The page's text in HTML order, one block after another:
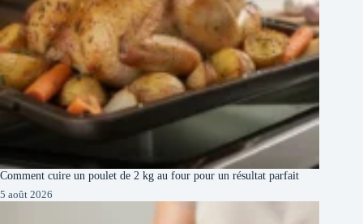
Comment cuire un poulet de 2 kg au four pour un résultat parfait
5 août 2026